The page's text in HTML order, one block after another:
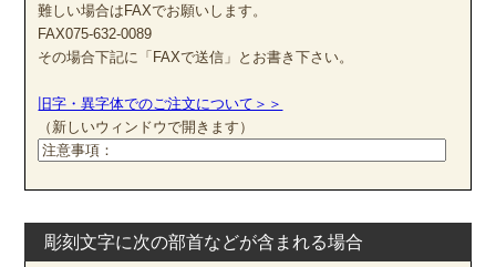
難しい場合はFAXでお願いします。
FAX075-632-0089
その場合下記に「FAXで送信」とお書き下さい。
旧字・異字体でのご注文について＞＞
（新しいウィンドウで開きます）
彫刻文字に次の部首などが含まれる場合